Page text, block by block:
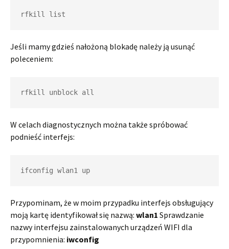
rfkill list
Jeśli mamy gdzieś nałożoną blokadę należy ją usunąć
poleceniem:
rfkill unblock all
W celach diagnostycznych można także spróbować
podnieść interfejs:
ifconfig wlan1 up
Przypominam, że w moim przypadku interfejs obsługujący
moją kartę identyfikował się nazwą: wlan1 Sprawdzanie
nazwy interfejsu zainstalowanych urządzeń WIFI dla
przypomnienia: iwconfig